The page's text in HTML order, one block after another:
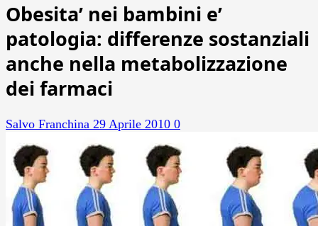
Obesita’ nei bambini e’
patologia: differenze sostanziali
anche nella metabolizzazione
dei farmaci
Salvo Franchina 29 Aprile 2010 0